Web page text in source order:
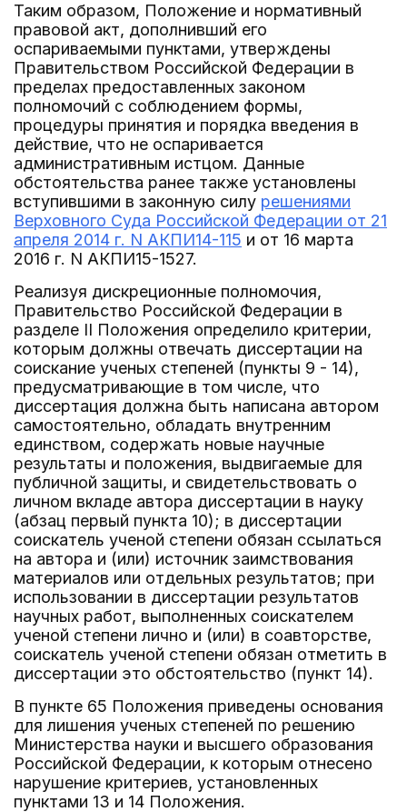
Таким образом, Положение и нормативный
правовой акт, дополнивший его
оспариваемыми пунктами, утверждены
Правительством Российской Федерации в
пределах предоставленных законом
полномочий с соблюдением формы,
процедуры принятия и порядка введения в
действие, что не оспаривается
административным истцом. Данные
обстоятельства ранее также установлены
вступившими в законную силу решениями
Верховного Суда Российской Федерации от 21
апреля 2014 г. N АКПИ14-115 и от 16 марта
2016 г. N АКПИ15-1527.
Реализуя дискреционные полномочия,
Правительство Российской Федерации в
разделе II Положения определило критерии,
которым должны отвечать диссертации на
соискание ученых степеней (пункты 9 - 14),
предусматривающие в том числе, что
диссертация должна быть написана автором
самостоятельно, обладать внутренним
единством, содержать новые научные
результаты и положения, выдвигаемые для
публичной защиты, и свидетельствовать о
личном вкладе автора диссертации в науку
(абзац первый пункта 10); в диссертации
соискатель ученой степени обязан ссылаться
на автора и (или) источник заимствования
материалов или отдельных результатов; при
использовании в диссертации результатов
научных работ, выполненных соискателем
ученой степени лично и (или) в соавторстве,
соискатель ученой степени обязан отметить в
диссертации это обстоятельство (пункт 14).
В пункте 65 Положения приведены основания
для лишения ученых степеней по решению
Министерства науки и высшего образования
Российской Федерации, к которым отнесено
нарушение критериев, установленных
пунктами 13 и 14 Положения.